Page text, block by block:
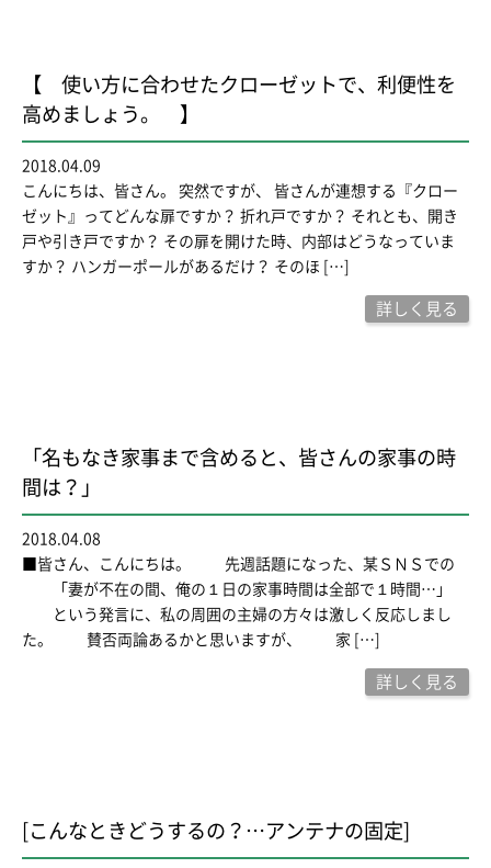
【 使い方に合わせたクローゼットで、利便性を
高めましょう。 】
2018.04.09
こんにちは、皆さん。 突然ですが、 皆さんが連想する『クロー
ゼット』ってどんな扉ですか？ 折れ戸ですか？ それとも、開き
戸や引き戸ですか？ その扉を開けた時、内部はどうなっていま
すか？ ハンガーポールがあるだけ？ そのほ […]
詳しく見る
「名もなき家事まで含めると、皆さんの家事の時
間は？」
2018.04.08
■皆さん、こんにちは。 先週話題になった、某ＳＮＳでの
「妻が不在の間、俺の１日の家事時間は全部で１時間…」
という発言に、私の周囲の主婦の方々は激しく反応しまし
た。 賛否両論あるかと思いますが、 家 […]
詳しく見る
[こんなときどうするの？…アンテナの固定]